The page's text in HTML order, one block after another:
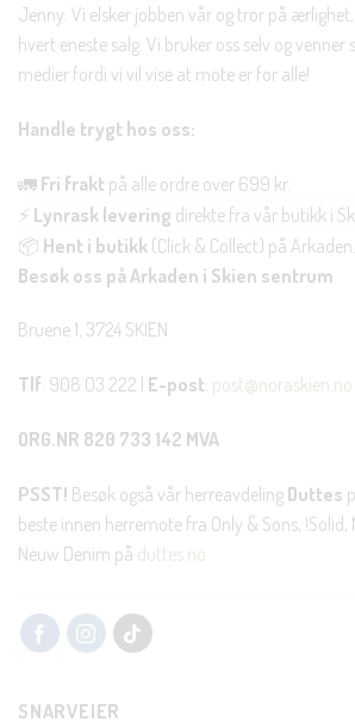
Jenny. Vi elsker jobben vår og tror på
hvert eneste salg. Vi bruker oss selv og
medier fordi vi vil vise at mote er for alle!
Handle trygt hos oss:
🚛 Fri frakt på alle ordre over 699 kr.
⚡ Lynrask levering direkte fra vår butikk i
📦 Hent i butikk (Click & Collect) på Arkaden.
Besøk oss på Arkaden i Skien sentrum
Bruene 1, 3724 SKIEN
Tlf: 908 03 222 | E-post: post@noraskien.no
ORG.NR 820 733 142 MVA
PSST! Besøk også vår herreavdeling Duttes
beste innen herremote fra Only & Sons, !Solid,
Neuw Denim på duttes.no
SNARVEIER